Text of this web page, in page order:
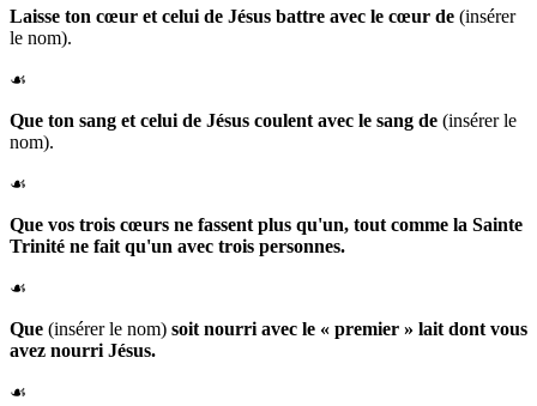
Laisse ton cœur et celui de Jésus battre avec le cœur de (insérer
le nom).
☙
Que ton sang et celui de Jésus coulent avec le sang de (insérer le
nom).
☙
Que vos trois cœurs ne fassent plus qu'un, tout comme la Sainte
Trinité ne fait qu'un avec trois personnes.
☙
Que (insérer le nom) soit nourri avec le « premier » lait dont vous
avez nourri Jésus.
☙